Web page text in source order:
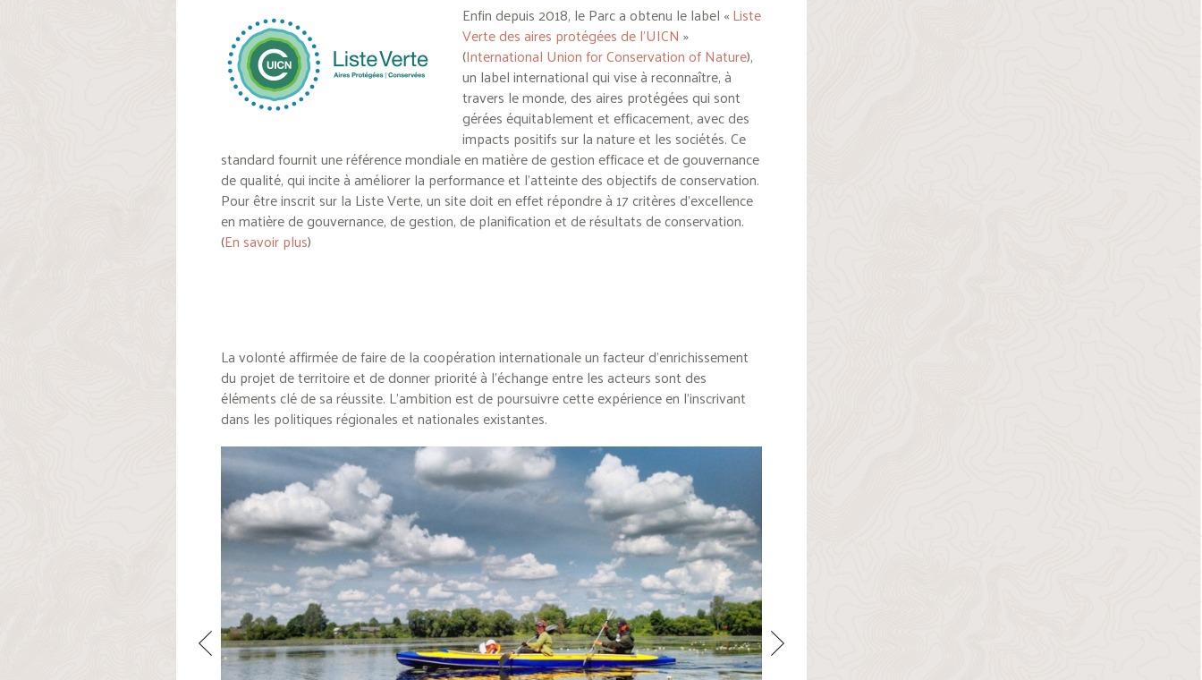
Enfin depuis 2018, le Parc a obtenu le label «Liste
Verte des aires protégées de l’UICN »
(International Union for Conservation of Nature),
un label international qui vise à reconnaître, à
travers le monde, des aires protégées qui sont
gérées équitablement et efficacement, avec des
impacts positifs sur la nature et les sociétés. Ce
standard fournit une référence mondiale en matière de gestion efficace et de gouvernance
de qualité, qui incite à améliorer la performance et l’atteinte des objectifs de conservation.
Pour être inscrit sur la Liste Verte, un site doit en effet répondre à 17 critères d’excellence
en matière de gouvernance, de gestion, de planification et de résultats de conservation.
(En savoir plus)
La volonté affirmée de faire de la coopération internationale un facteur d’enrichissement
du projet de territoire et de donner priorité à l’échange entre les acteurs sont des
éléments clé de sa réussite. L’ambition est de poursuivre cette expérience en l’inscrivant
dans les politiques régionales et nationales existantes.